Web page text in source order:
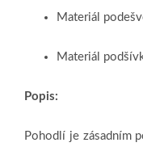
Materiál
Materiál
Popis:
Pohodlí je zásadním